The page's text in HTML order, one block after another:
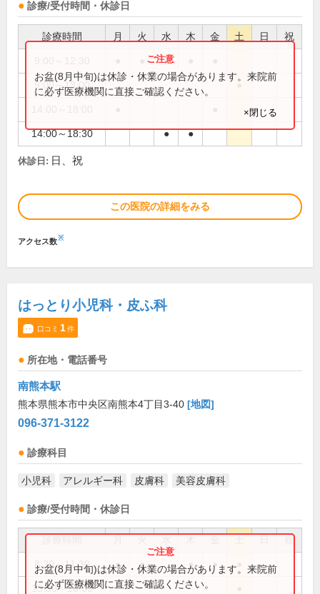
診療/受付時間・休診日
診療時間 月 火 水 木 金 土 日 祝
●
9:00～13:00 ●
14:00～18:30 ● ●
お盆(8月中旬)は休診・休業の場合があります。来院前
に必ず医療機関に直接ご確認ください。
×閉じる
休診日: 日、祝
この医院の詳細をみる
アクセス数※
はっとり小児科・皮ふ科
口コミ 1件
所在地・電話番号
南熊本駅
熊本県熊本市中央区南熊本4丁目3-40 [地図]
096-371-3122
診療科目
小児科 アレルギー科 皮膚科 美容皮膚科
診療/受付時間・休診日
祝
8:30～11:30 ● ● ● ●
13:30～16:00
お盆(8月中旬)は休診・休業の場合があります。来院前
に必ず医療機関に直接ご確認ください。